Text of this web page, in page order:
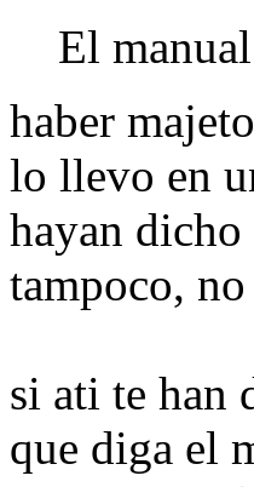
El
haber
lo llevo en
hayan
tampoco,
si ati te han
que diga el